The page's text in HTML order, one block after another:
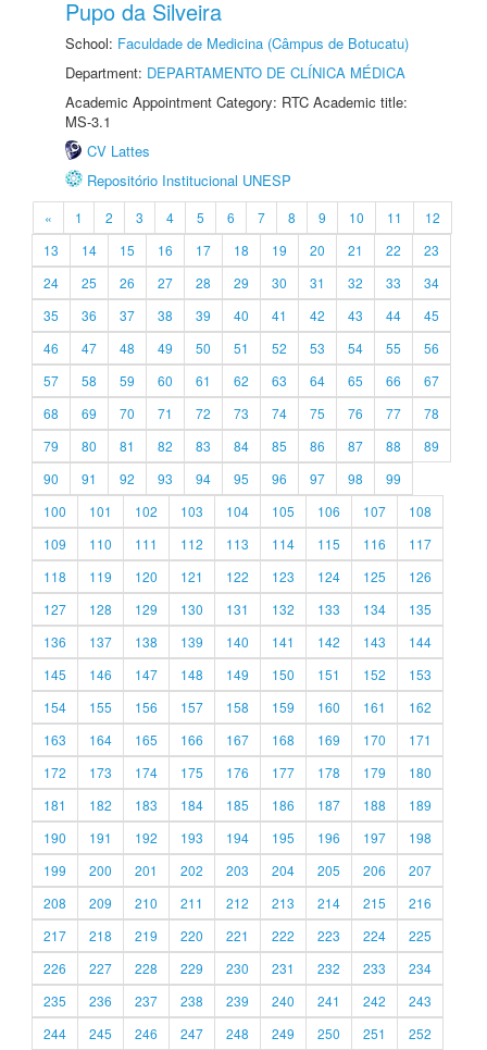
Pupo da Silveira
School: Faculdade de Medicina (Câmpus de Botucatu)
Department: DEPARTAMENTO DE CLÍNICA MÉDICA
Academic Appointment Category: RTC Academic title:
MS-3.1
CV Lattes
Repositório Institucional UNESP
« 1 2 3 4 5 6 7 8 9 10 11
12
13
14 15 16 17 18 19 20 21 22
23
24
25 26 27 28 29 30 31 32 33
34
35
36 37 38 39 40 41 42 43 44
45
46
47 48 49 50 51 52 53 54 55
56
57
58 59 60 61 62 63 64 65 66
67
68
69 70 71 72 73 74 75 76 77
78
79
80 81 82 83 84 85 86 87 88
89
90
91 92 93 94 95 96 97 98
99
100
101 102 103 104 105 106 107
108
109
110 111 112 113 114 115 116
117
118
119 120 121 122 123 124 125
126
127
128 129 130 131 132 133 134
135
136
137 138 139 140 141 142 143
144
145
146 147 148 149 150 151 152
153
154
155 156 157 158 159 160 161
162
163
164 165 166 167 168 169 170
171
172
173 174 175 176 177 178 179
180
181
182 183 184 185 186 187 188
189
190
191 192 193 194 195 196 197
198
199
200 201 202 203 204 205 206
207
208
209 210 211 212 213 214 215
216
217
218 219 220 221 222 223 224
225
226
227 228 229 230 231 232 233
234
235
236 237 238 239 240 241 242
243
244
245 246 247 248 249 250 251 252